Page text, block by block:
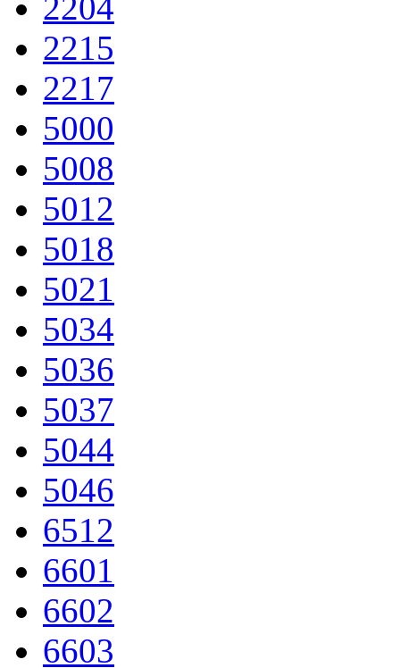
2215
2217
5000
5008
5012
5018
5021
5034
5036
5037
5044
5046
6512
6601
6602
6603